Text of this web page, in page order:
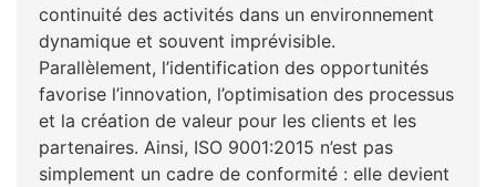
continuité des activités dans un environnement
dynamique et souvent imprévisible.
Parallèlement, l’identification des opportunités
favorise l’innovation, l’optimisation des processus
et la création de valeur pour les clients et les
partenaires. Ainsi, ISO 9001:2015 n’est pas
simplement un cadre de conformité : elle devient